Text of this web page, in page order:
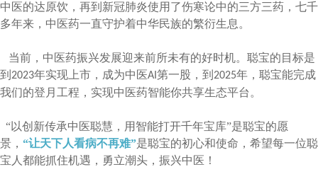
中医的达原饮，再到新冠肺炎使用了伤寒论中的三方三药，七千
多年来，中医药一直守护着中华民族的繁衍生息。
当前，中医药振兴发展迎来前所未有的好时机。聪宝的目标是
到 2023年实现上市，成为中医AI 第一股，到 2025年，聪宝能完成
我们的登月工程，实现中医药智能你共享生态平台。
“以创新传承中医聪慧，用智能打开千年宝库”是聪宝的愿
景， “让天下人看病不再难”是聪宝的初心和使命，希望每一位聪
宝人都能抓住机遇，勇立潮头，振兴中医！